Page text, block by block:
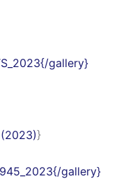
gallery}
}
gallery}